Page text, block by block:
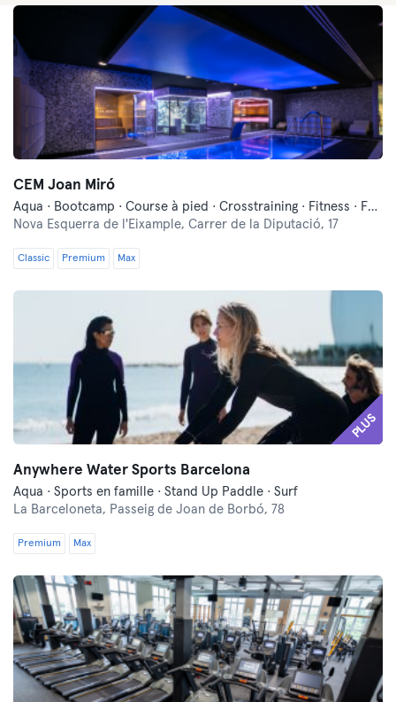
CEM Joan Miró
Aqua · Bootcamp · Course à pied · Crosstraining · Fitness · Functional Training · Indoor Cycling · Natation · Pilates · Yoga
Nova Esquerra de l'Eixample, Carrer de la Diputació, 17
Classic Premium Max
PLUS
Anywhere Water Sports Barcelona
Aqua · Sports en famille · Stand Up Paddle · Surf
La Barceloneta, Passeig de Joan de Borbó, 78
Premium Max